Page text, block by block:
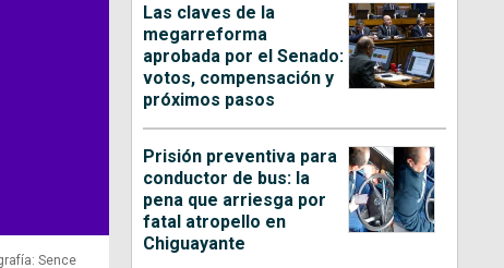
Sence
Las claves de la
megarreforma
aprobada por el Senado:
votos, compensación y
próximos pasos
Prisión preventiva para
conductor de bus: la
pena que arriesga por
fatal atropello en
Chiguayante